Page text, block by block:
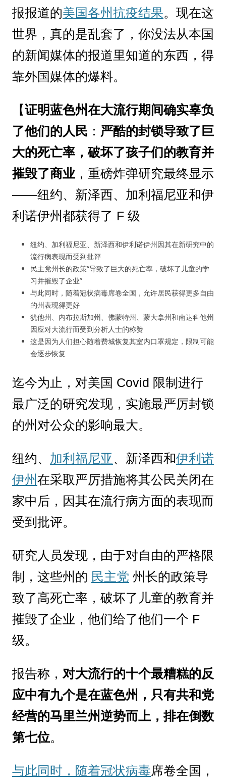
报报道的美国各州抗疫结果。现在这
世界，真的是乱套了，你没法从本国
的新闻媒体的报道里知道的东西，得
靠外国媒体的爆料。
【证明蓝色州在大流行期间确实辜负
了他们的人民 ： 严酷的封锁导致了巨
大的死亡率，破坏了孩子们的教育并
摧毁了商业 ，重磅炸弹研究最终显示
——纽约、新泽西、加利福尼亚和伊
利诺伊州都获得了 F 级
纽约、加利福尼亚、新泽西和伊利诺伊州因其在新研究中的
流行病表现而受到批评
民主党州长的政策“导致了巨大的死亡率，破坏了儿童的学
习并摧毁了企业”
与此同时，随着冠状病毒席卷全国，允许居民获得更多自由
的州表现得更好
犹他州、内布拉斯加州、佛蒙特州、蒙大拿州和南达科他州
因应对大流行而受到分析人士的称赞
这是因为人们担心随着费城恢复其室内口罩规定，限制可能
会逐步恢复
迄今为止，对美国 Covid 限制进行
最广泛的研究发现，实施最严厉封锁
的州对公众的影响最大。
纽约、 加利福尼亚、新泽西和伊利诺
伊州在采取严厉措施将其公民关闭在
家中后，因其在流行病方面的表现而
受到批评。
研究人员发现，由于对自由的严格限
制，这些州的 民主党 州长的政策导
致了高死亡率，破坏了儿童的教育并
摧毁了企业，他们给了他们一个 F
级。
报告称， 对大流行的十个最糟糕的反
应中有九个是在蓝色州，只有共和党
经营的马里兰州逆势而上，排在倒数
第七位。
与此同时，随着冠状病毒席卷全国，